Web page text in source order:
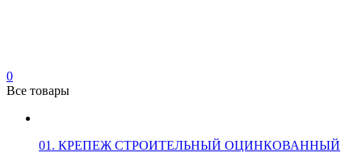
0
Все товары
01. КРЕПЕЖ СТРОИТЕЛЬНЫЙ ОЦИНКОВАННЫЙ